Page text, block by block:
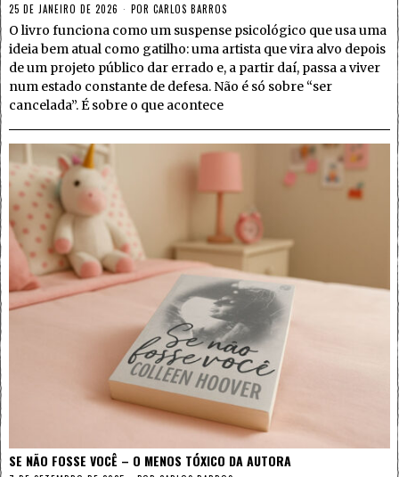
25 DE JANEIRO DE 2026 POR CARLOS BARROS
O livro funciona como um suspense psicológico que usa uma
ideia bem atual como gatilho: uma artista que vira alvo depois
de um projeto público dar errado e, a partir daí, passa a viver
num estado constante de defesa. Não é só sobre “ser
cancelada”. É sobre o que acontece
SE NÃO FOSSE VOCÊ – O MENOS TÓXICO DA AUTORA